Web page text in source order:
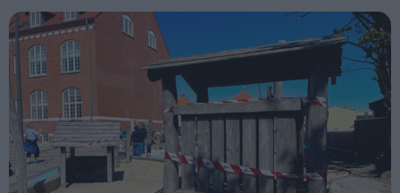
Hen over hele sommeren mødes sæbynitter og
turister dagligt for at nyde livekoncerterne, der
bliver arrangeret af Sæby Handelsstandsforening.